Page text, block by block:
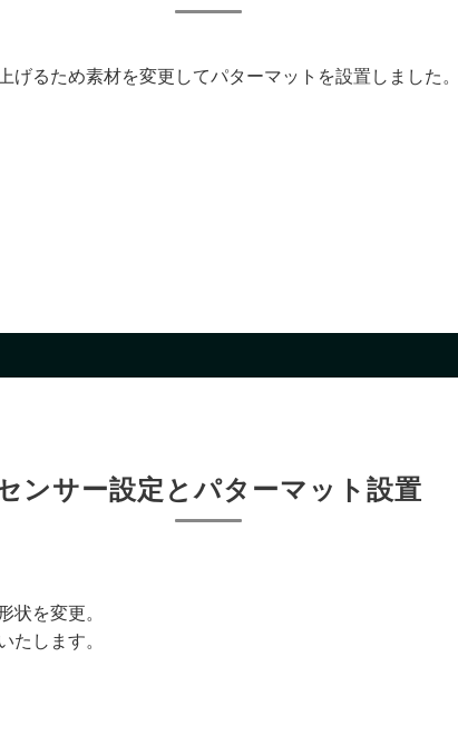
げるため素材を変更してパターマットを設置しました
ンサー設定とパターマット設置
状を変更。
たします。